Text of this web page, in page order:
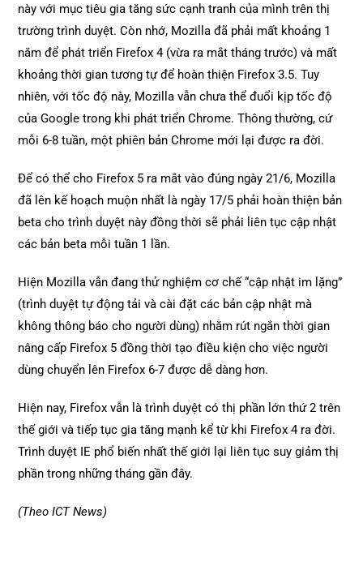
này với mục tiêu gia tăng sức cạnh tranh của mình trên thị
trường trình duyệt. Còn nhớ, Mozilla đã phải mất khoảng 1
năm để phát triển Firefox 4 (vừa ra mắt tháng trước) và mất
khoảng thời gian tương tự để hoàn thiện Firefox 3.5. Tuy
nhiên, với tốc độ này, Mozilla vẫn chưa thể đuổi kịp tốc độ
của Google trong khi phát triển Chrome. Thông thường, cứ
mỗi 6-8 tuần, một phiên bản Chrome mới lại được ra đời.
Để có thể cho Firefox 5 ra mắt vào đúng ngày 21/6, Mozilla
đã lên kế hoạch muộn nhất là ngày 17/5 phải hoàn thiện bản
beta cho trình duyệt này đồng thời sẽ phải liên tục cập nhật
các bản beta mỗi tuần 1 lần.
Hiện Mozilla vẫn đang thử nghiệm cơ chế “cập nhật im lặng”
(trình duyệt tự động tải và cài đặt các bản cập nhật mà
không thông báo cho người dùng) nhằm rút ngắn thời gian
nâng cấp Firefox 5 đồng thời tạo điều kiện cho việc người
dùng chuyển lên Firefox 6-7 được dễ dàng hơn.
Hiện nay, Firefox vẫn là trình duyệt có thị phần lớn thứ 2 trên
thế giới và tiếp tục gia tăng mạnh kể từ khi Firefox 4 ra đời.
Trình duyệt IE phổ biến nhất thế giới lại liên tục suy giảm thị
phần trong những tháng gần đây.
(Theo ICT News)